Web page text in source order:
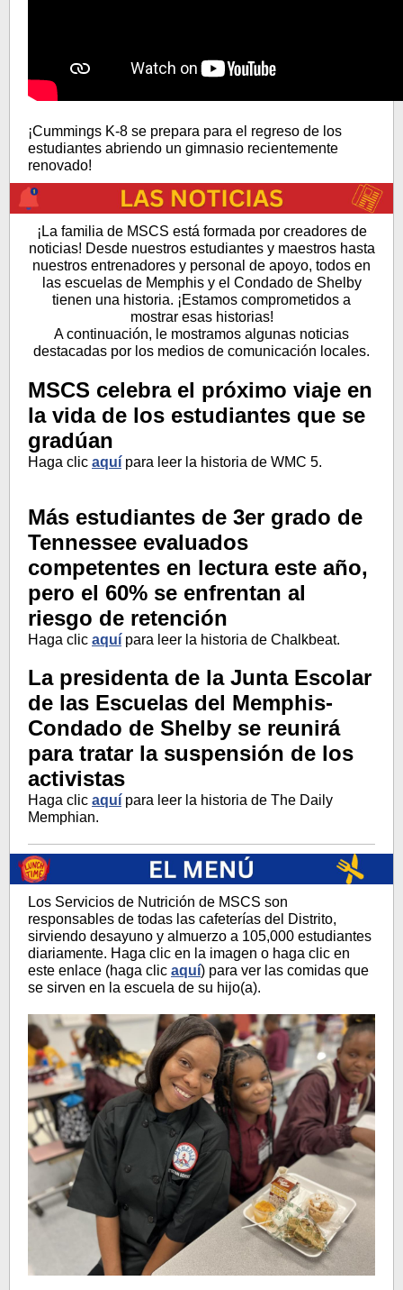
¡Cummings K-8 se prepara para el regreso de los
estudiantes abriendo un gimnasio recientemente
renovado!
¡La familia de MSCS está formada por creadores de
noticias! Desde nuestros estudiantes y maestros hasta
nuestros entrenadores y personal de apoyo, todos en
las escuelas de Memphis y el Condado de Shelby
tienen una historia. ¡Estamos comprometidos a
mostrar esas historias!
A continuación, le mostramos algunas noticias
destacadas por los medios de comunicación locales.
MSCS celebra el próximo viaje en
la vida de los estudiantes que se
gradúan
Haga clic aquí para leer la historia de WMC 5.
Más estudiantes de 3er grado de
Tennessee evaluados
competentes en lectura este año,
pero el 60% se enfrentan al
riesgo de retención
Haga clic aquí para leer la historia de Chalkbeat.
La presidenta de la Junta Escolar
de las Escuelas del Memphis-
Condado de Shelby se reunirá
para tratar la suspensión de los
activistas
Haga clic aquí para leer la historia de The Daily
Memphian.
Los Servicios de Nutrición de MSCS son
responsables de todas las cafeterías del Distrito,
sirviendo desayuno y almuerzo a 105,000 estudiantes
diariamente. Haga clic en la imagen o haga clic en
este enlace (haga clic aquí) para ver las comidas que
se sirven en la escuela de su hijo(a).